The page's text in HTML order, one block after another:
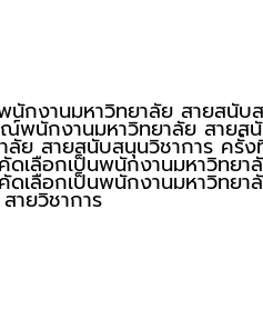
นักงานมหาวิทยาลัย สายสนั
พนักงานมหาวิทยาลัย สายส
ลัย สายสนับสนุนวิชาการ ครั้
เลือกเป็นพนักงานมหาวิทย
เลือกเป็นพนักงานมหาวิทย
ายวิชาการ